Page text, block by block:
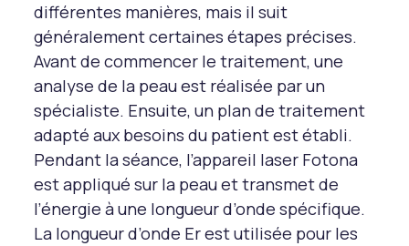
différentes manières, mais il suit
généralement certaines étapes précises.
Avant de commencer le traitement, une
analyse de la peau est réalisée par un
spécialiste. Ensuite, un plan de traitement
adapté aux besoins du patient est établi.
Pendant la séance, l’appareil laser Fotona
est appliqué sur la peau et transmet de
l’énergie à une longueur d’onde spécifique.
La longueur d’onde Er est utilisée pour les